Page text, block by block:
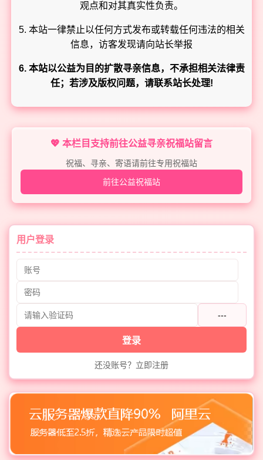
观点和对其真实性负责。
5. 本站一律禁止以任何方式发布或转载任何违法的相关
信息，访客发现请向站长举报
6. 本站以公益为目的扩散寻亲信息，不承担相关法律责
任；若涉及版权问题，请联系站长处理!
💖 本栏目支持前往公益寻亲祝福站留言
祝福、寻亲、寄语请前往专用祝福站
前往公益祝福站
用户登录
---
登录
还没账号？立即注册